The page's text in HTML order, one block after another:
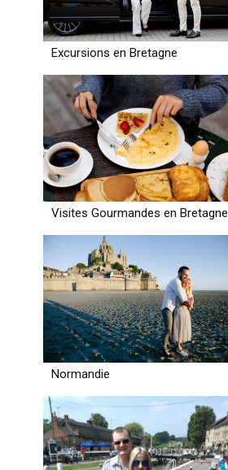
Excursions en Bretagne
Visites Gourmandes en Bretagne
Normandie